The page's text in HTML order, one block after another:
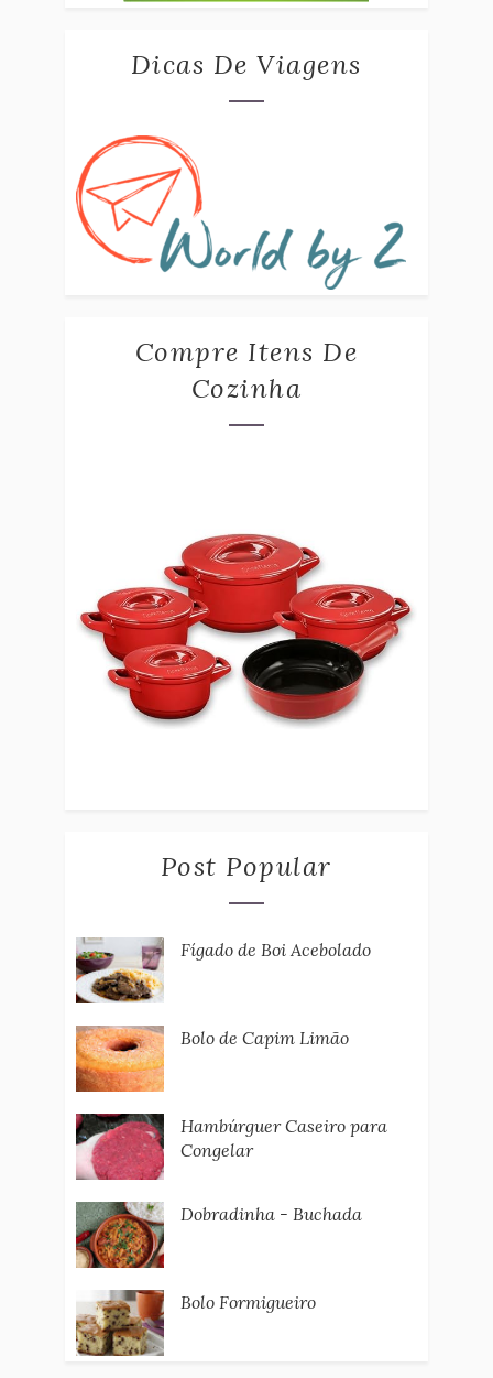
Dicas De Viagens
Compre Itens De
Cozinha
Post Popular
Fígado de Boi Acebolado
Bolo de Capim Limão
Hambúrguer Caseiro para
Congelar
Dobradinha - Buchada
Bolo Formigueiro